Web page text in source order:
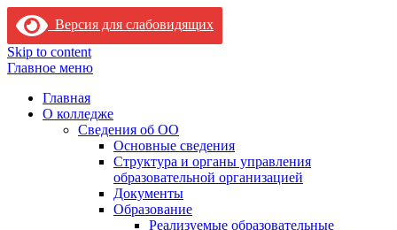
Версия для слабовидящих
Skip to content
Главное меню
Главная
О колледже
Сведения об ОО
Основные сведения
Структура и органы управления
образовательной организацией
Документы
Образование
Реализуемые образовательные